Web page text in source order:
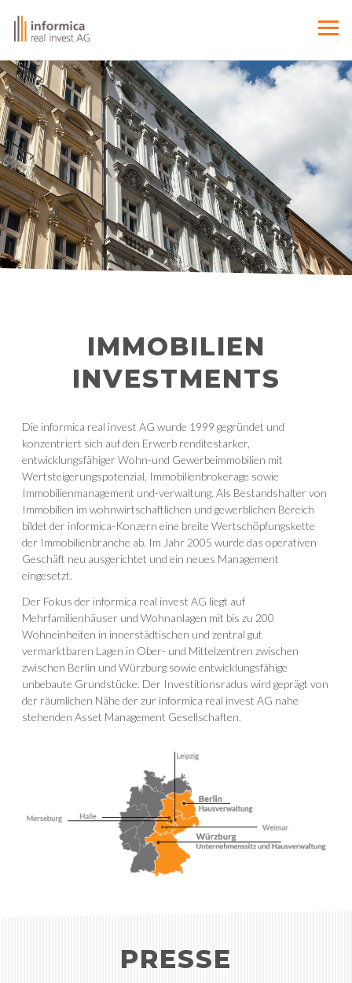
IMMOBILIEN
INVESTMENTS
Die informica real invest AG wurde 1999 gegründet und
konzentriert sich auf den Erwerb renditestarker,
entwicklungsfähiger Wohn-und Gewerbeimmobilien mit
Wertsteigerungspotenzial, Immobilienbrokerage sowie
Immobilienmanagement und-verwaltung. Als Bestandshalter von
Immobilien im wohnwirtschaftlichen und gewerblichen Bereich
bildet der informica-Konzern eine breite Wertschöpfungskette
der Immobilienbranche ab. Im Jahr 2005 wurde das operativen
Geschäft neu ausgerichtet und ein neues Management
eingesetzt.
Der Fokus der informica real invest AG liegt auf
Mehrfamilienhäuser und Wohnanlagen mit bis zu 200
Wohneinheiten in innerstädtischen und zentral gut
vermarktbaren Lagen in Ober- und Mittelzentren zwischen
zwischen Berlin und Würzburg sowie entwicklungsfähige
unbebaute Grundstücke. Der Investitionsradus wird geprägt von
der räumlichen Nähe der zur informica real invest AG nahe
stehenden Asset Management Gesellschaften.
PRESSE